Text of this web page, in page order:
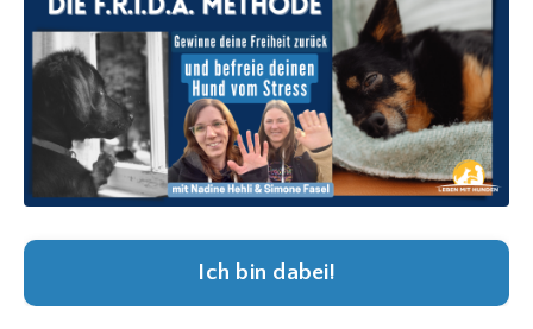
Ich bin dabei!